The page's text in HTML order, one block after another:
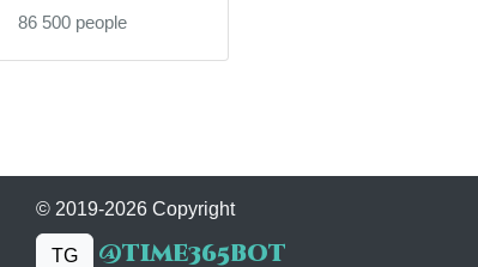
86 500 people
© 2019-2026 Copyright
TG @time365bot